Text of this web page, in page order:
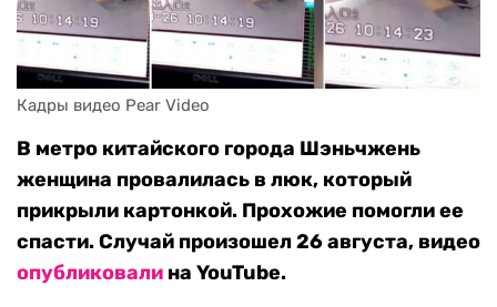
Кадры видео Pear Video
В метро китайского города Шэньчжень
женщина провалилась в люк, который
прикрыли картонкой. Прохожие помогли ее
спасти. Случай произошел 26 августа, видео
опубликовали на YouTube.